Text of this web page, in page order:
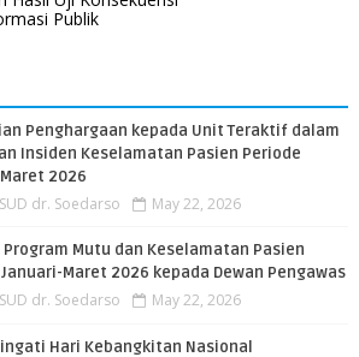
Publik
Penghargaan kepada Unit Teraktif dalam
Insiden Keselamatan Pasien Periode
2026
dr. Soedarso May 22, 2026
Program Mutu dan Keselamatan Pasien
Maret 2026 kepada Dewan Pengawas
dr. Soedarso May 22, 2026
Hari Kebangkitan Nasional